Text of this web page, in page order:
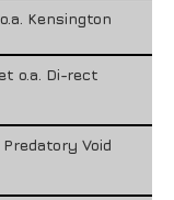
Kensington
o.a. Di-rect
Void